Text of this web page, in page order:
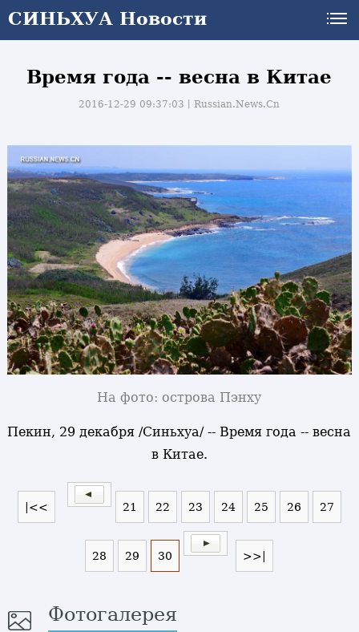
СИНЬХУА Новости
Время года -- весна в Китае
2016-12-29 09:37:03丨Russian.News.Cn
На фото: острова Пэнху
Пекин, 29 декабря /Синьхуа/ -- Время года -- весна
в Китае.
|<< 21 22 23 24 25 26 27
28 29 30 >>|
Фотогалерея